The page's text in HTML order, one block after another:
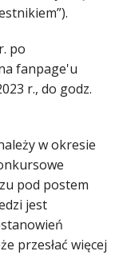
po
fanpage'u
r., do godz.
w okresie
pod postem
jest
przesłać więcej